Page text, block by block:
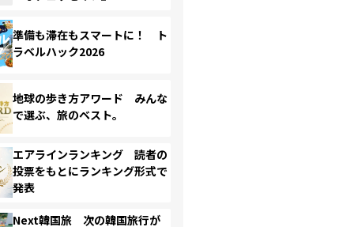
準備も滞在もスマートに！ ト
ラベルハック2026
地球の歩き方アワード みんな
で選ぶ、旅のベスト。
エアラインランキング 読者の
投票をもとにランキング形式で
発表
Next韓国旅 次の韓国旅行が